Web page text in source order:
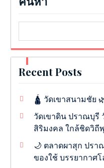
Recent Posts
🛕 วัดเขาสนามชัย
วัดเขาดิน ปราณบุรี
สิริมงคล ใกล้ชิดวิถี
🌙 ตลาดผาสุก ปร
ของใช้ บรรยากาศ